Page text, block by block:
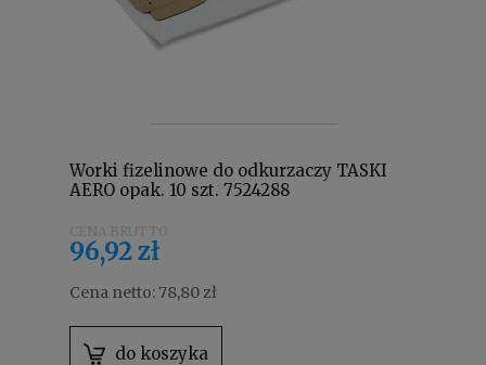
Worki fizelinowe do odkurzaczy TASKI
AERO opak. 10 szt. 7524288
96,92 zł
Cena netto:78,80 zł
do koszyka